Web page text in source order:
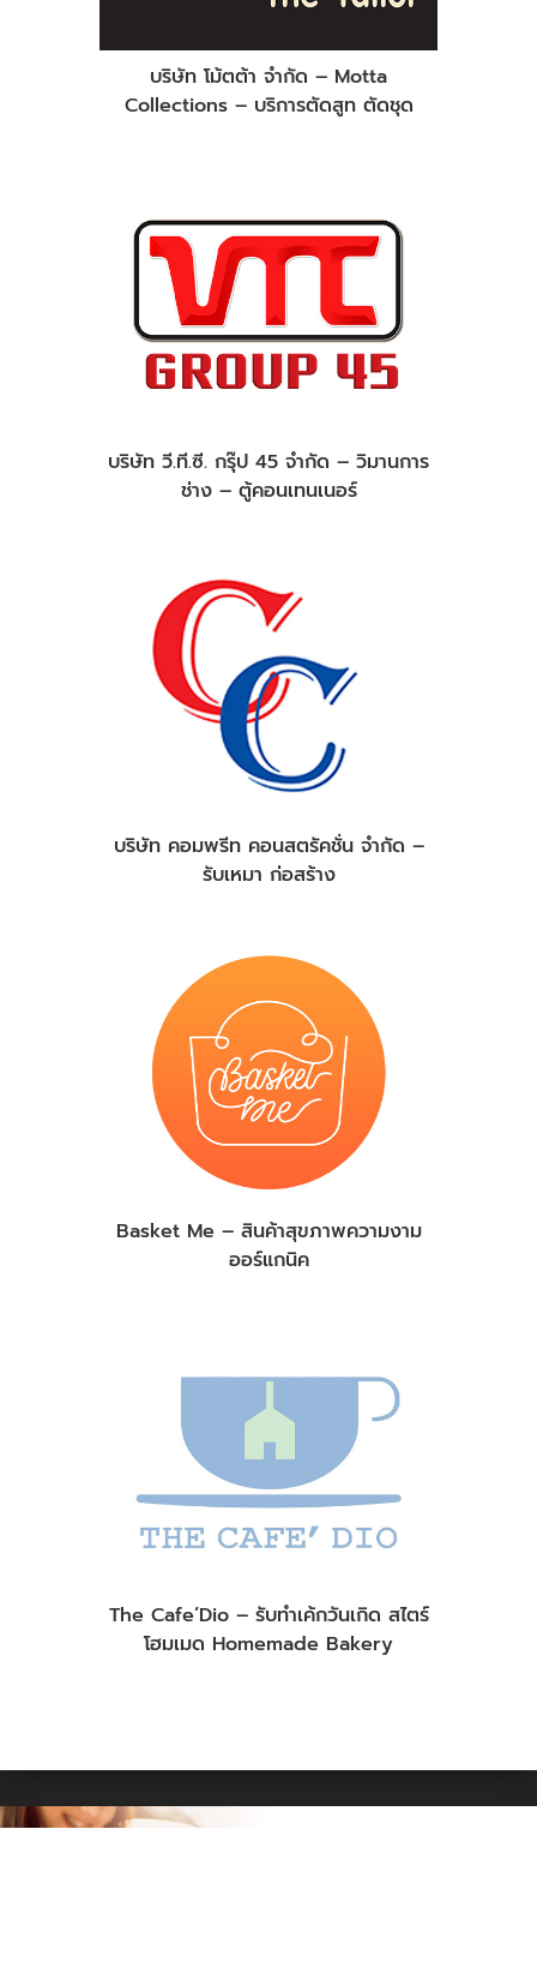
บริษัท โม้ตต้า จำกัด – Motta
Collections – บริการตัดสูท ตัดชุด
บริษัท วี.ที.ซี. กรุ๊ป 45 จำกัด – วิมานการ
ช่าง – ตู้คอนเทนเนอร์
บริษัท คอมพรีท คอนสตรัคชั่น จำกัด –
รับเหมา ก่อสร้าง
Basket Me – สินค้าสุขภาพความงาม
ออร์แกนิค
The Cafe’Dio – รับทำเค้กวันเกิด สไตร์
โฮมเมด Homemade Bakery